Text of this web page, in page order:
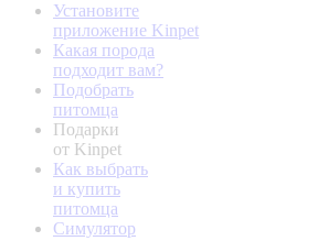
Установите
приложение Kinpet
Какая порода
подходит вам?
Подобрать
питомца
Подарки
от Kinpet
Как выбрать
и купить
питомца
Симулятор